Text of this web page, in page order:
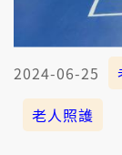
2024-06-25
老人照護